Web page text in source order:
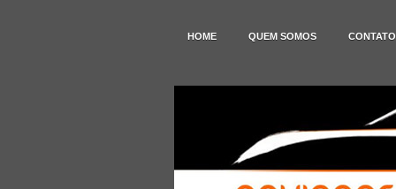
HOME QUEM SOMOS CONTATO